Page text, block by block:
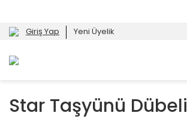
Giriş Yap Yeni Üyelik
Star Taşyünü Dübeli